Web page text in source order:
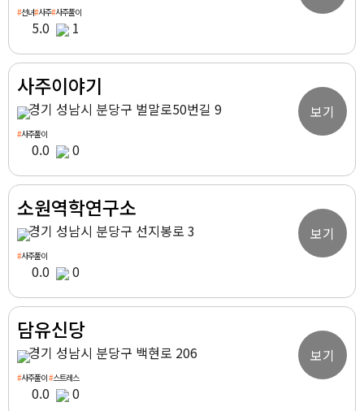
#선녀#사주#사주풀이
5.0 1
사주이야기
경기 성남시 분당구 벌말로50번길 9
#사주풀이
0.0 0
보기
소원역학연구소
경기 성남시 분당구 선지봉로 3
#사주풀이
0.0 0
보기
담유신당
경기 성남시 분당구 백현로 206
#사주풀이#스트레스
0.0 0
보기